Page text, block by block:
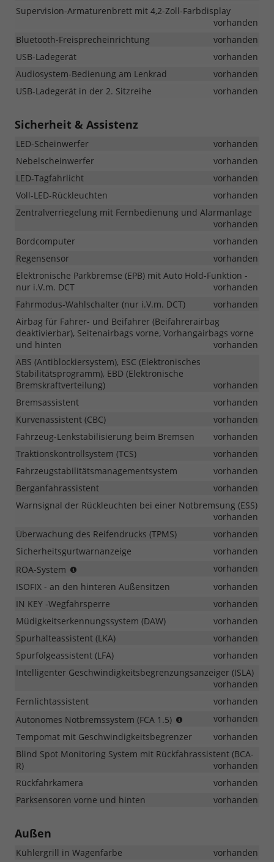
Supervision-Armaturenbrett mit 4,2-Zoll-Farbdisplay
vorhanden
Bluetooth-Freisprecheinrichtung
vorhanden
USB-Ladegerät
vorhanden
Audiosystem-Bedienung am Lenkrad
vorhanden
USB-Ladegerät in der 2. Sitzreihe
vorhanden
Sicherheit & Assistenz
LED-Scheinwerfer
vorhanden
Nebelscheinwerfer
vorhanden
LED-Tagfahrlicht
vorhanden
Voll-LED-Rückleuchten
vorhanden
Zentralverriegelung mit Fernbedienung und Alarmanlage
vorhanden
Bordcomputer
vorhanden
Regensensor
vorhanden
Elektronische Parkbremse (EPB) mit Auto Hold-Funktion -
nur i.V.m. DCT
vorhanden
Fahrmodus-Wahlschalter (nur i.V.m. DCT)
vorhanden
Airbag für Fahrer- und Beifahrer (Beifahrerairbag
deaktivierbar), Seitenairbags vorne, Vorhangairbags vorne
und hinten
vorhanden
ABS (Antiblockiersystem), ESC (Elektronisches
Stabilitätsprogramm), EBD (Elektronische
Bremskraftverteilung)
vorhanden
Bremsassistent
vorhanden
Kurvenassistent (CBC)
vorhanden
Fahrzeug-Lenkstabilisierung beim Bremsen
vorhanden
Traktionskontrollsystem (TCS)
vorhanden
Fahrzeugstabilitätsmanagementsystem
vorhanden
Berganfahrassistent
vorhanden
Warnsignal der Rückleuchten bei einer Notbremsung (ESS)
vorhanden
Überwachung des Reifendrucks (TPMS)
vorhanden
Sicherheitsgurtwarnanzeige
vorhanden
ROA-System
Personen
im
Bereichen
vorhanden
ISOFIX - an den hinteren Außensitzen
vorhanden
IN KEY -Wegfahrsperre
vorhanden
Müdigkeitserkennungssystem (DAW)
vorhanden
Spurhalteassistent (LKA)
vorhanden
Spurfolgeassistent (LFA)
vorhanden
Intelligenter Geschwindigkeitsbegrenzungsanzeiger (ISLA)
vorhanden
Fernlichtassistent
vorhanden
Autonomes Notbremssystem (FCA 1.5)
Erkennung
Fahrzeugen,
Fußgängern,
Radfahrern
Kreuzungen
vorhanden
Tempomat mit Geschwindigkeitsbegrenzer
vorhanden
Blind Spot Monitoring System mit Rückfahrassistent (BCA-
R)
vorhanden
Rückfahrkamera
vorhanden
Parksensoren vorne und hinten
vorhanden
Außen
Kühlergrill in Wagenfarbe
vorhanden